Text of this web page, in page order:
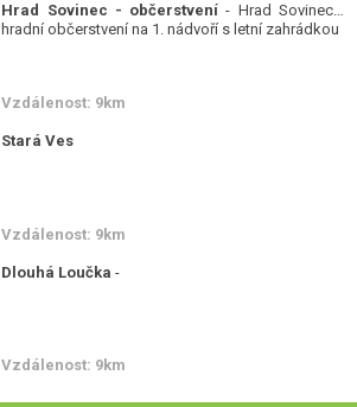
Hrad Sovinec - občerstvení - Hrad Sovinec -
hradní občerstvení na 1. nádvoří s letní zahrádkou
Vzdálenost: 9km
Stará Ves
Vzdálenost: 9km
Dlouhá Loučka -
Vzdálenost: 9km